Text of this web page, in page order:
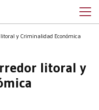
y Criminalidad Económica
litoral y